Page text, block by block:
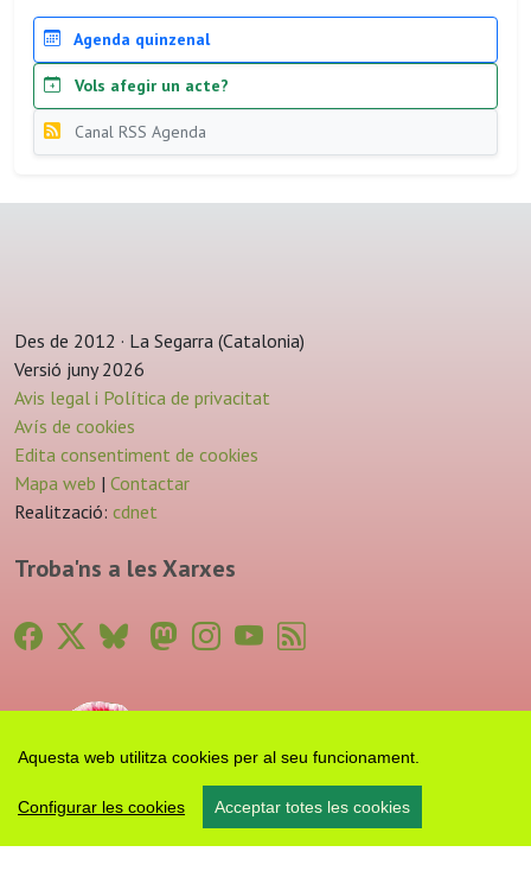
Aquesta web utilitza cookies per al seu funcionament.
Configurar les cookies Acceptar totes les cookies
Agenda quinzenal
Vols afegir un acte?
Canal RSS Agenda
Des de 2012 · La Segarra (Catalonia)
Versió juny 2026
Avis legal i Política de privacitat
Avís de cookies
Edita consentiment de cookies
Mapa web | Contactar
Realització: cdnet
Troba'ns a les Xarxes